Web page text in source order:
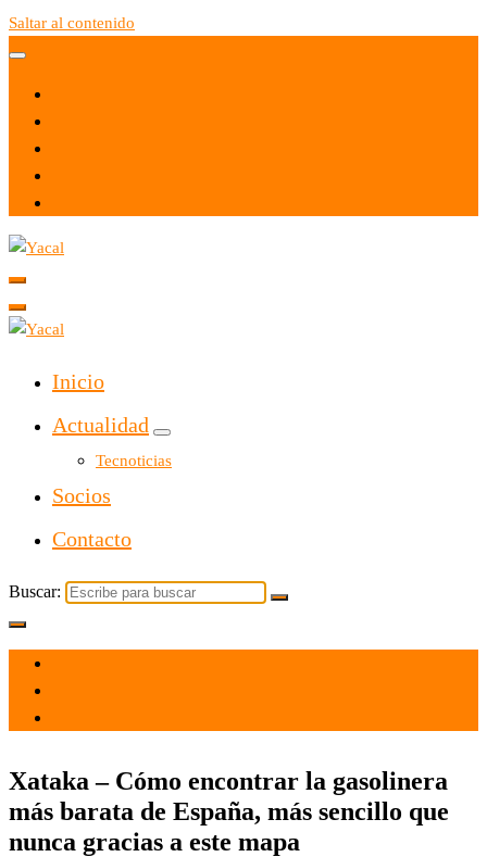
Saltar al contenido
Yacal micro hosting
Inicio
Actualidad
Tecnoticias
Socios
Contacto
Buscar:
Xataka – Cómo encontrar la gasolinera
más barata de España, más sencillo que
nunca gracias a este mapa